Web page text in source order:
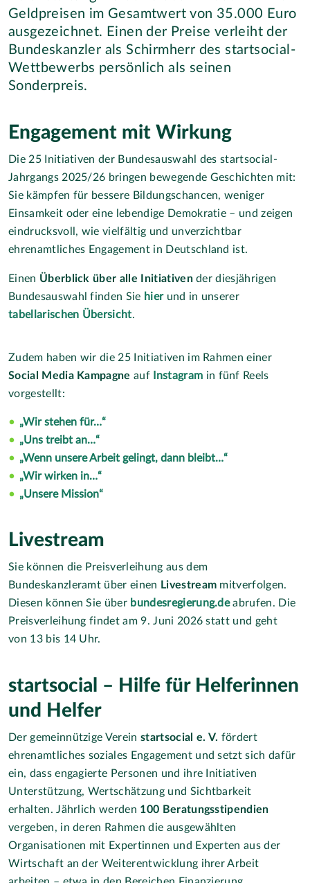
Geldpreisen im Gesamtwert von 35.000 Euro
ausgezeichnet. Einen der Preise verleiht der
Bundeskanzler als Schirmherr des startsocial-
Wettbewerbs persönlich als seinen
Sonderpreis.
Engagement mit Wirkung
Die 25 Initiativen der Bundesauswahl des startsocial-
Jahrgangs 2025/26 bringen bewegende Geschichten mit:
Sie kämpfen für bessere Bildungschancen, weniger
Einsamkeit oder eine lebendige Demokratie – und zeigen
eindrucksvoll, wie vielfältig und unverzichtbar
ehrenamtliches Engagement in Deutschland ist.
Einen Überblick über alle Initiativender diesjährigen
Bundesauswahl finden Sie hierund in unserer
tabellarischen Übersicht.
Zudem haben wir die 25 Initiativen im Rahmen einer
Social Media Kampagne auf Instagram in fünf Reels
vorgestellt:
„Wir stehen für…“
„Uns treibt an…“
„Wenn unsere Arbeit gelingt, dann bleibt…“
„Wir wirken in…“
„Unsere Mission“
Livestream
Sie können die Preisverleihung aus dem
Bundeskanzleramt über einen Livestream mitverfolgen.
Diesen können Sie über bundesregierung.deabrufen. Die
Preisverleihung findet am 9. Juni 2026 statt und geht
von 13 bis 14 Uhr.
startsocial – Hilfe für Helferinnen
und Helfer
Der gemeinnützige Verein startsocial e. V. fördert
ehrenamtliches soziales Engagement und setzt sich dafür
ein, dass engagierte Personen und ihre Initiativen
Unterstützung, Wertschätzung und Sichtbarkeit
erhalten. Jährlich werden 100 Beratungsstipendien
vergeben, in deren Rahmen die ausgewählten
Organisationen mit Expertinnen und Experten aus der
Wirtschaft an der Weiterentwicklung ihrer Arbeit